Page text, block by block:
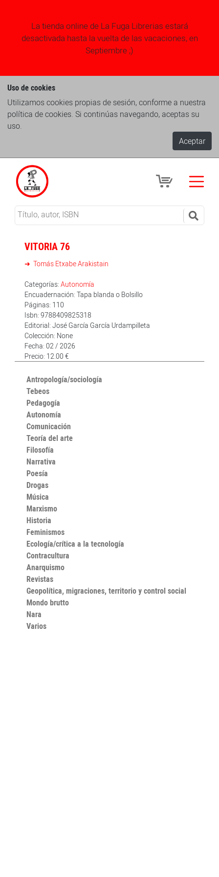
La tienda online de La Fuga Librerias estará
desactivada hasta la vuelta de las vacaciones, en
Septiembre ;)
Uso de cookies
Utilizamos cookies propias de sesión, conforme a nuestra
política de cookies. Si continúas navegando, aceptas su
uso.
Aceptar
VITORIA 76
Tomás Etxabe Arakistain
Categorías: Autonomía
Encuadernación: Tapa blanda o Bolsillo
Páginas: 110
Isbn: 9788409825318
Editorial: José García García Urdampilleta
Colección: None
Fecha: 02 / 2026
Precio: 12.00 €
Antropología/sociología
Tebeos
Pedagogía
Autonomía
Comunicación
Teoría del arte
Filosofía
Narrativa
Poesía
Drogas
Música
Marxismo
Historia
Feminismos
Ecología/crítica a la tecnología
Contracultura
Anarquismo
Revistas
Geopolítica, migraciones, territorio y control social
Mondo brutto
Nara
Varios